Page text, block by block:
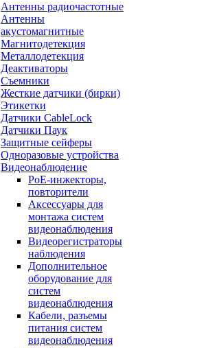
Антенны радиочастотные
Антенны
акустомагнитные
Магнитодетекция
Металлодетекция
Деактиваторы
Съемники
Жесткие датчики (бирки)
Этикетки
Датчики CableLock
Датчики Паук
Защитные сейферы
Одноразовые устройства
Видеонаблюдение
PoE-инжекторы,
повторители
Аксессуары для
монтажа систем
видеонаблюдения
Видеорегистраторы
наблюдения
Дополнительное
оборудование для
систем
видеонаблюдения
Кабели, разъемы
питания систем
видеонаблюдения